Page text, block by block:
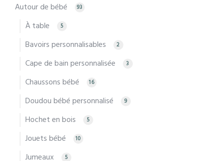
Autour de bébé 93
À table 5
Bavoirs personnalisables 2
Cape de bain personnalisée 3
Chaussons bébé 16
Doudou bébé personnalisé 9
Hochet en bois 5
Jouets bébé 10
Jumeaux 5